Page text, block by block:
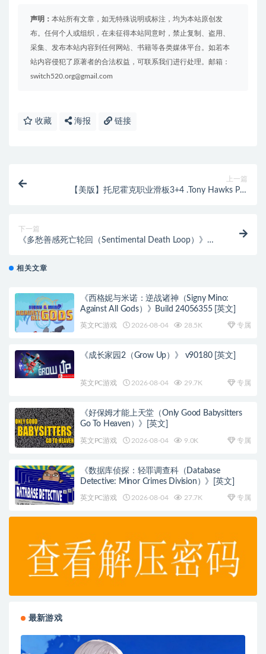
声明： 本站所有文章，如无特殊说明或标注，均为本站原创发
布。任何个人或组织，在未征得本站同意时，禁止复制、盗用、
采集、发布本站内容到任何网站、书籍等各类媒体平台。如若本
站内容侵犯了原著者的合法权益，可联系我们进行处理。邮箱：
switch520.org@gmail.com
收藏 海报 链接
上一篇
【美版】托尼霍克职业滑板3+4 .Tony Hawks Pro
下一篇
《多愁善感死亡轮回（Sentimental Death Loop）》
相关文章
《西格妮与米诺：逆战诸神（Signy Mino:
Against All Gods）》Build 24056355 [英文]
英文PC游戏 2026-08-04 28.5K 专属
《成长家园2（Grow Up）》 v90180 [英文]
英文PC游戏 2026-08-04 29.7K 专属
《好保姆才能上天堂（Only Good Babysitters
Go To Heaven）》[英文]
英文PC游戏 2026-08-04 9.0K 专属
《数据库侦探：轻罪调查科（Database
Detective: Minor Crimes Division）》[英文]
英文PC游戏 2026-08-04 27.7K 专属
最新游戏